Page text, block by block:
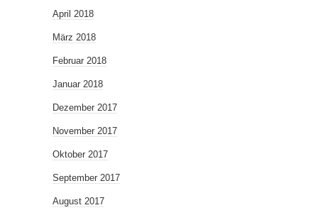
April 2018
März 2018
Februar 2018
Januar 2018
Dezember 2017
November 2017
Oktober 2017
September 2017
August 2017